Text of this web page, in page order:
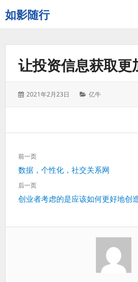
如影随行
如
果
么
的，
让投资信息获取更
发
2021年2月23日
分
亿牛
文
章
导
航
前一页
上
一
数据，个性化，社交关系网
后一页
下
创业者考虑的是应该如何更好地创